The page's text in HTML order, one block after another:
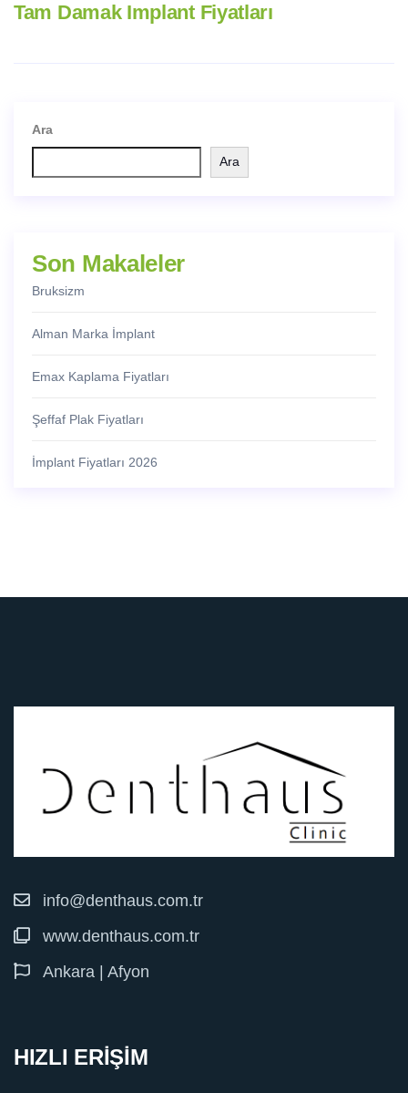
Tam Damak Implant Fiyatları
Ara
Ara
Son Makaleler
Bruksizm
Alman Marka İmplant
Emax Kaplama Fiyatları
Şeffaf Plak Fiyatları
İmplant Fiyatları 2026
info@denthaus.com.tr
www.denthaus.com.tr
Ankara | Afyon
HIZLI ERİŞİM